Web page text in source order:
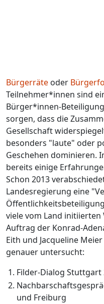
Bürgerräte oder
Teilnehmer*innen sind
Bürger*innen-
sorgen, dass die
Gesellschaft
besonders "laute" oder
Geschehen dominieren.
bereits einige
Schon 2013
Landesregierung eine
viele vom Land
Auftrag der Konrad-
Eith und Jacqueline
genauer untersucht:
Filder-Dialog Stuttgart
und Freiburg